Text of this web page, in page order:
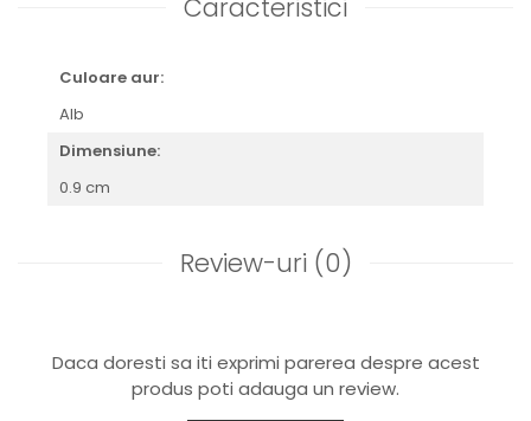
Caracteristici
Culoare aur:
Alb
Dimensiune:
0.9 cm
Review-uri (0)
Daca doresti sa iti exprimi parerea despre acest
produs poti adauga un review.